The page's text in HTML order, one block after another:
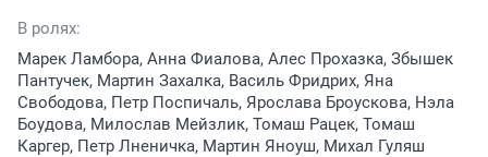
В ролях:
Марек Ламбора, Анна Фиалова, Алес Прохазка, Збышек
Пантучек, Мартин Захалка, Василь Фридрих, Яна
Свободова, Петр Поспичаль, Ярослава Броускова, Нэла
Боудова, Милослав Мейзлик, Томаш Рацек, Томаш
Каргер, Петр Лненичка, Мартин Яноуш, Михал Гуляш